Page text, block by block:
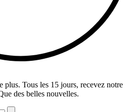
plus. Tous les 15 jours, recevez notre
des belles nouvelles.